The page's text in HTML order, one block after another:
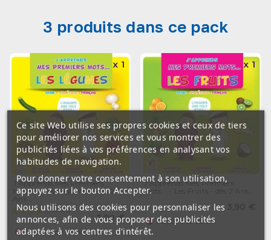
3 produits dans ce pack
x 1
J'Apprends Mes Premiers
Mots... - Les Légumes - dés 2
Ans...
3,90 €
Rupture de stock
x 1
J'Apprends Mes Premiers
Mots... - Les Fruits - dés 2 Ans...
Rupture de stock
Ce site Web utilise ses propres cookies et ceux de tiers
pour améliorer nos services et vous montrer des
publicités liées à vos préférences en analysant vos
habitudes de navigation.
Pour donner votre consentement à son utilisation,
appuyez sur le bouton Accepter.
Nous utilisons des cookies pour personnaliser les
annonces, afin de vous proposer des publicités
adaptées à vos centres d'intérêt.